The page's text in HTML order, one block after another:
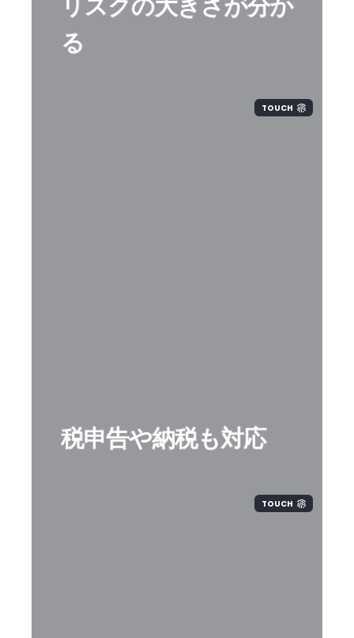
る
TOUCH
税申告や納税も対応
TOUCH